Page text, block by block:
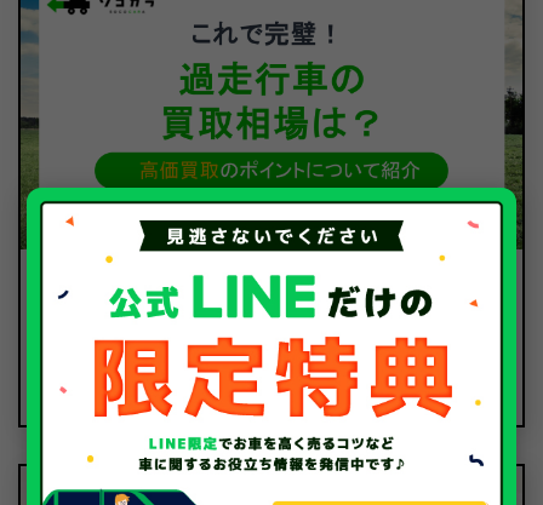
廃車のお役立ちコラム
2024.12.04
過走行車の買取相場は？高価買取のポイントやおすす
め業者を紹介